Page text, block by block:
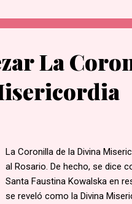
fuentes de la santidad y
vuestro insondable misterio.
me uno directamente a Vos,
Santísima Trinidad, cubridme
La
La Coronilla de la Divina
al Rosario. De hecho, se dice
Santa Faustina Kowalska en
se reveló como la Divina